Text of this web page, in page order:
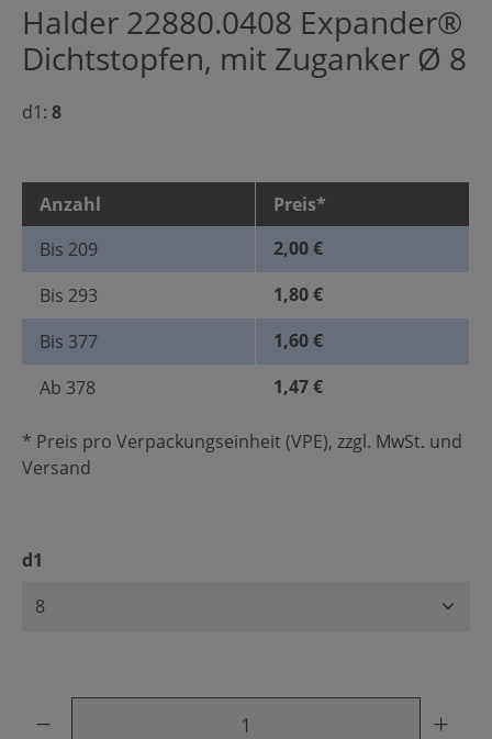
Halder 22880.0408 Expander®
Dichtstopfen, mit Zuganker Ø 8
d1: 8
Anzahl
Preis*
Bis 209
2,00 €
Bis 293
1,80 €
Bis 377
1,60 €
Ab 378 1,47 €
* Preis pro Verpackungseinheit (VPE), zzgl. MwSt. und
Versand
d1